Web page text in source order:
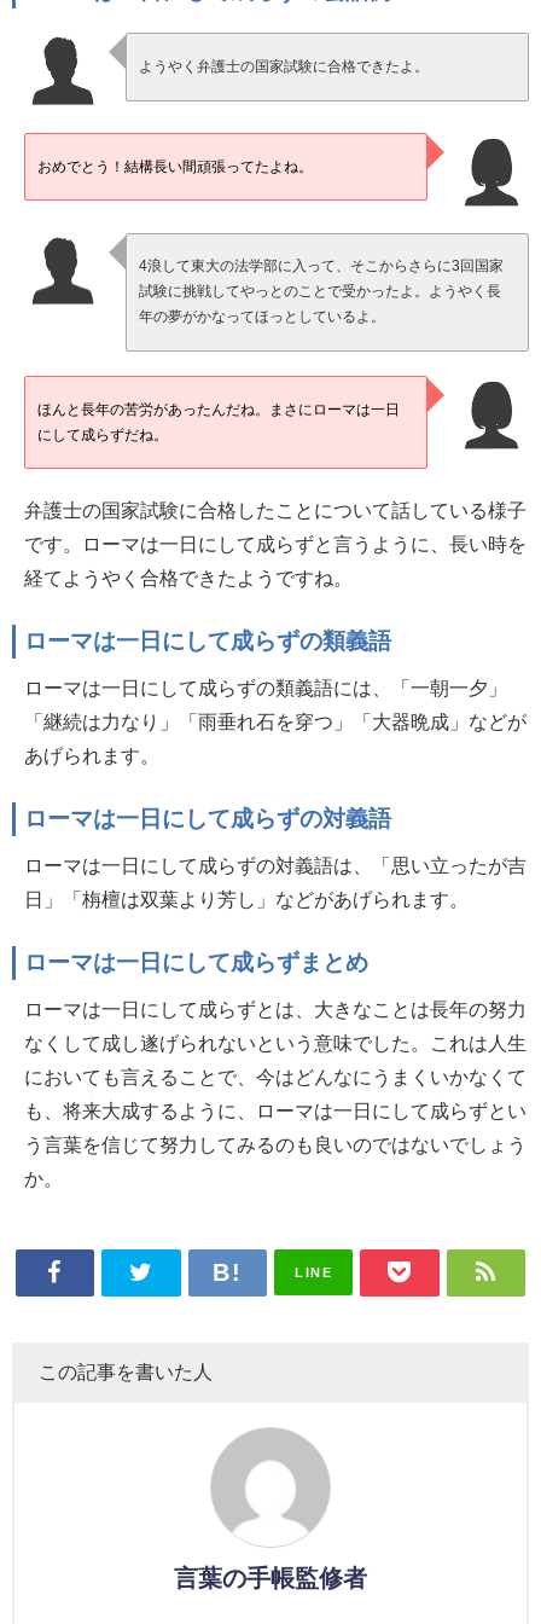
ようやく弁護士の国家試験に合格できたよ。
おめでとう！結構長い間頑張ってたよね。
4浪して東大の法学部に入って、そこからさらに3回国家
試験に挑戦してやっとのことで受かったよ。ようやく長
年の夢がかなってほっとしているよ。
ほんと長年の苦労があったんだね。まさにローマは一日
にして成らずだね。
弁護士の国家試験に合格したことについて話している様子
です。ローマは一日にして成らずと言うように、長い時を
経てようやく合格できたようですね。
ローマは一日にして成らずの類義語
ローマは一日にして成らずの類義語には、「一朝一夕」
「継続は力なり」「雨垂れ石を穿つ」「大器晩成」などが
あげられます。
ローマは一日にして成らずの対義語
ローマは一日にして成らずの対義語は、「思い立ったが吉
日」「栴檀は双葉より芳し」などがあげられます。
ローマは一日にして成らずまとめ
ローマは一日にして成らずとは、大きなことは長年の努力
なくして成し遂げられないという意味でした。これは人生
においても言えることで、今はどんなにうまくいかなくて
も、将来大成するように、ローマは一日にして成らずとい
う言葉を信じて努力してみるのも良いのではないでしょう
か。
LINE
この記事を書いた人
言葉の手帳監修者